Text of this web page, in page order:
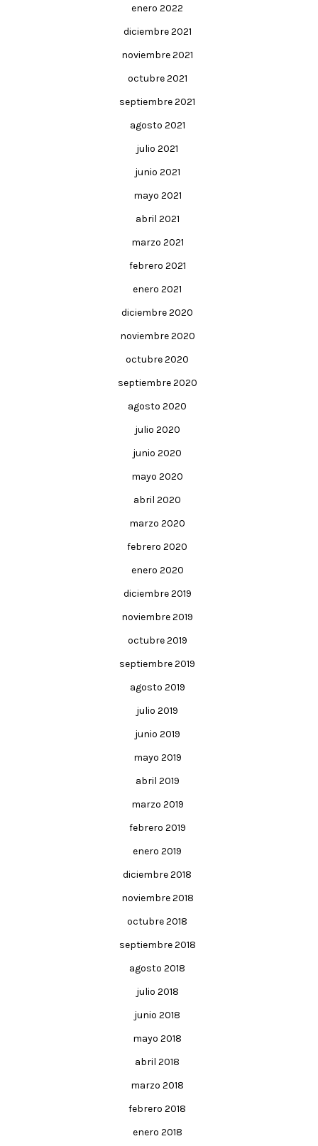
enero 2022
diciembre 2021
noviembre 2021
octubre 2021
septiembre 2021
agosto 2021
julio 2021
junio 2021
mayo 2021
abril 2021
marzo 2021
febrero 2021
enero 2021
diciembre 2020
noviembre 2020
octubre 2020
septiembre 2020
agosto 2020
julio 2020
junio 2020
mayo 2020
abril 2020
marzo 2020
febrero 2020
enero 2020
diciembre 2019
noviembre 2019
octubre 2019
septiembre 2019
agosto 2019
julio 2019
junio 2019
mayo 2019
abril 2019
marzo 2019
febrero 2019
enero 2019
diciembre 2018
noviembre 2018
octubre 2018
septiembre 2018
agosto 2018
julio 2018
junio 2018
mayo 2018
abril 2018
marzo 2018
febrero 2018
enero 2018